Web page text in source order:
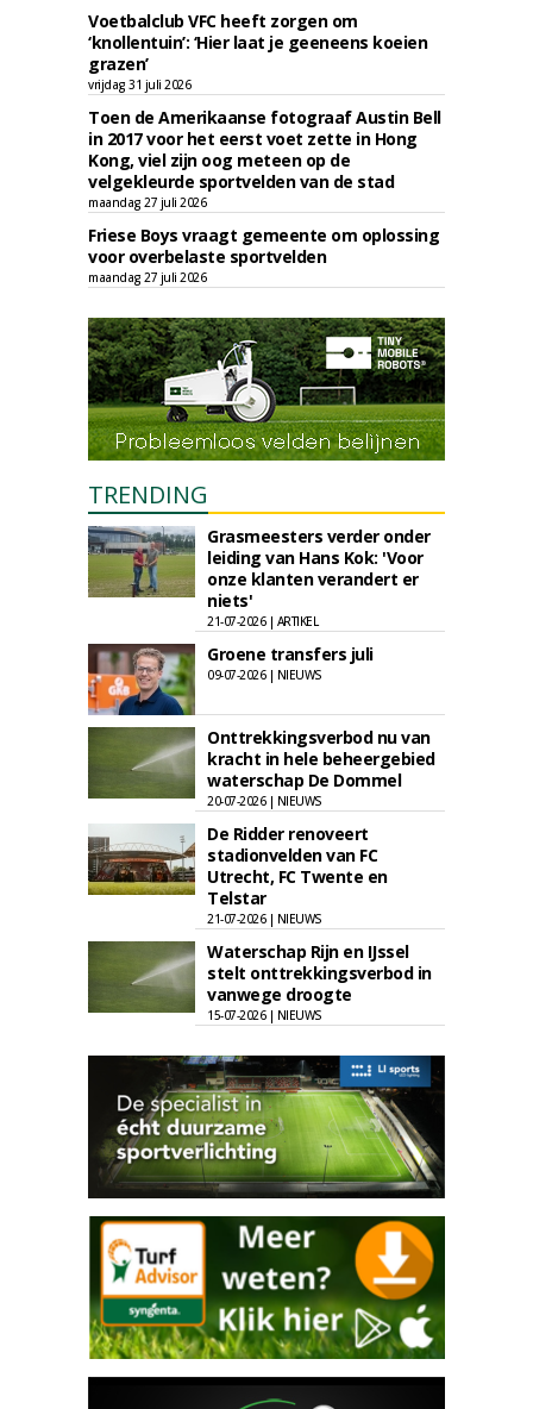
Voetbalclub VFC heeft zorgen om
‘knollentuin’: ‘Hier laat je geeneens koeien
grazen’
vrijdag 31 juli 2026
Toen de Amerikaanse fotograaf Austin Bell
in 2017 voor het eerst voet zette in Hong
Kong, viel zijn oog meteen op de
velgekleurde sportvelden van de stad
maandag 27 juli 2026
Friese Boys vraagt gemeente om oplossing
voor overbelaste sportvelden
maandag 27 juli 2026
TRENDING
Grasmeesters verder onder
leiding van Hans Kok: 'Voor
onze klanten verandert er
niets'
21-07-2026 | ARTIKEL
Groene transfers juli
09-07-2026 | NIEUWS
Onttrekkingsverbod nu van
kracht in hele beheergebied
waterschap De Dommel
20-07-2026 | NIEUWS
De Ridder renoveert
stadionvelden van FC
Utrecht, FC Twente en
Telstar
21-07-2026 | NIEUWS
Waterschap Rijn en IJssel
stelt onttrekkingsverbod in
vanwege droogte
15-07-2026 | NIEUWS